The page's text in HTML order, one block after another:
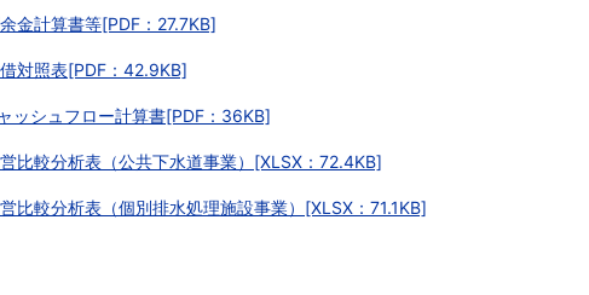
金計算書等[PDF：27.7KB]
対照表[PDF：42.9KB]
ッシュフロー計算書[PDF：36KB]
比較分析表（公共下水道事業）[XLSX：72.4KB]
比較分析表（個別排水処理施設事業）[XLSX：71.1KB]